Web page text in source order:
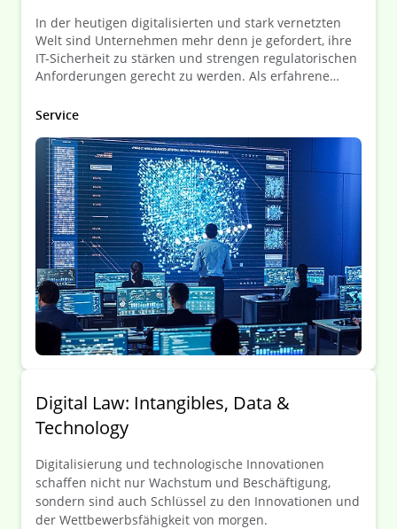
In der heutigen digitalisierten und stark vernetzten
Welt sind Unternehmen mehr denn je gefordert, ihre
IT-Sicherheit zu stärken und strengen regulatorischen
Anforderungen gerecht zu werden. Als erfahrene
Herausforderungen zu meistern – mit rechtssicherer
Unterstützung.
Service
Digital Law: Intangibles, Data &
Technology
Digitalisierung und technologische Innovationen
schaffen nicht nur Wachstum und Beschäftigung,
sondern sind auch Schlüssel zu den Innovationen und
der Wettbewerbsfähigkeit von morgen.